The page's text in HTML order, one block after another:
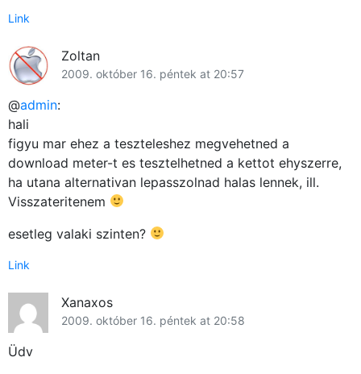
Link
Zoltan
2009. október 16. péntek at 20:57
@admin:
hali
figyu mar ehez a teszteleshez megvehetned a
download meter-t es tesztelhetned a kettot ehyszerre,
ha utana alternativan lepasszolnad halas lennek, ill.
Visszateritenem
esetleg valaki szinten?
Link
Xanaxos
2009. október 16. péntek at 20:58
Üdv